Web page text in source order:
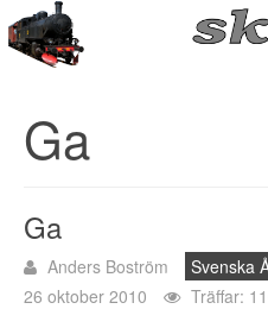
Ga
Ga
Anders Boström
Svenska
26 oktober 2010
Träffar: